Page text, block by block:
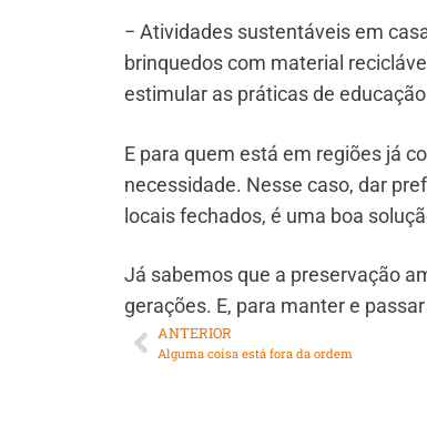
− Atividades sustentáveis em
brinquedos com material
estimular as práticas de
E para quem está em regiões já
necessidade. Nesse caso, dar
locais fechados, é uma boa
Já sabemos que a preservação
gerações. E, para manter e
ANTERIOR
Alguma coisa está fora da ordem